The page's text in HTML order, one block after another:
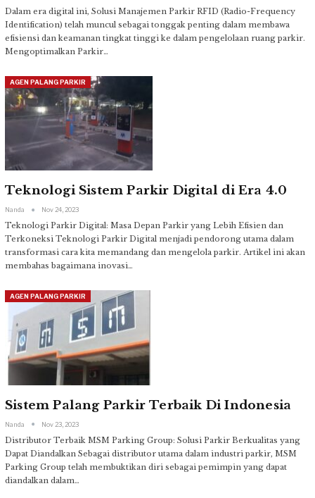
Dalam era digital ini, Solusi Manajemen Parkir RFID (Radio-Frequency
Identification) telah muncul sebagai tonggak penting dalam membawa
efisiensi dan keamanan tingkat tinggi ke dalam pengelolaan ruang parkir.
Mengoptimalkan Parkir…
AGEN PALANG PARKIR
Teknologi Sistem Parkir Digital di Era 4.0
Nanda Nov 24, 2023
Teknologi Parkir Digital: Masa Depan Parkir yang Lebih Efisien dan
Terkoneksi Teknologi Parkir Digital menjadi pendorong utama dalam
transformasi cara kita memandang dan mengelola parkir. Artikel ini akan
membahas bagaimana inovasi…
AGEN PALANG PARKIR
Sistem Palang Parkir Terbaik Di Indonesia
Nanda Nov 23, 2023
Distributor Terbaik MSM Parking Group: Solusi Parkir Berkualitas yang
Dapat Diandalkan Sebagai distributor utama dalam industri parkir, MSM
Parking Group telah membuktikan diri sebagai pemimpin yang dapat
diandalkan dalam…